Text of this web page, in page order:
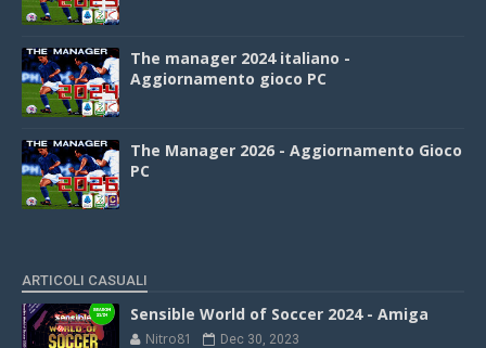
The manager 2024 italiano -
Aggiornamento gioco PC
The Manager 2026 - Aggiornamento Gioco
PC
ARTICOLI CASUALI
Sensible World of Soccer 2024 - Amiga
Nitro81 Dec 30, 2023